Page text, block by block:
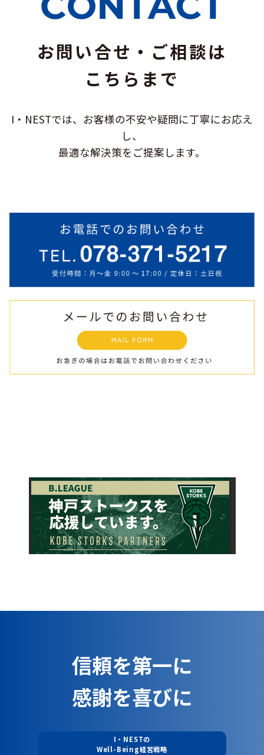
お問い合せ・ご相談は
こちらまで
I・NESTでは、お客様の不安や疑問に丁寧にお応え
し、
最適な解決策をご提案します。
信頼を第一に
感謝を喜びに
I・NESTの
Well-Being経営戦略